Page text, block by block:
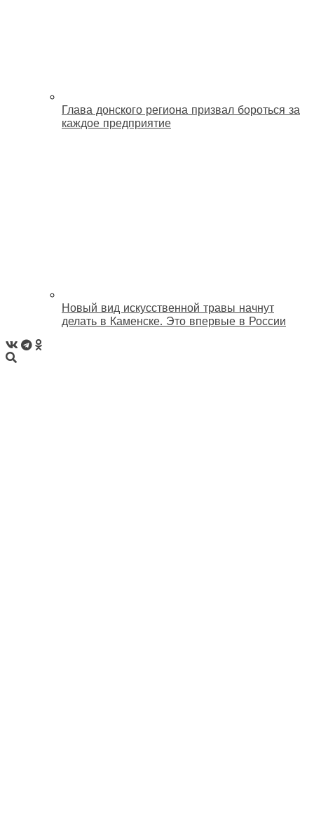
Глава донского региона призвал бороться за
каждое предприятие
Новый вид искусственной травы начнут
делать в Каменске. Это впервые в России